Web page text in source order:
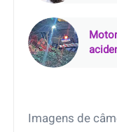
Imagens de